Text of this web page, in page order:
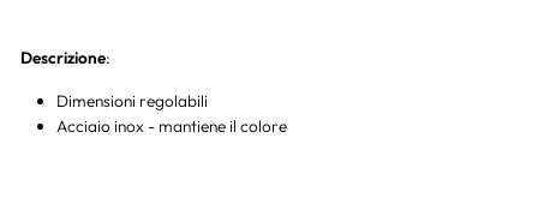
Descrizione:
Dimensioni regolabili
Acciaio inox - mantiene il colore